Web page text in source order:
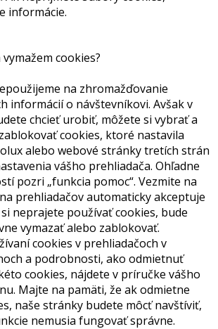
informácie.
cookies?
na zhromažďovanie
informácií o návštevníkovi. Avšak v
chcieť urobiť, môžete si vybrať a
cookies, ktoré nastavila
alebo webové stránky tretích strán
vášho prehliadača. Ohľadne
pozri „funkcia pomoc“. Vezmite na
prehliadačov automaticky akceptuje
neprajete používať cookies, bude
vymazať alebo zablokovať.
cookies v prehliadačoch v
a podrobnosti, ako odmietnuť
cookies, nájdete v príručke vášho
Majte na pamäti, že ak odmietne
naše stránky budete môcť navštíviť,
nemusia fungovať správne.